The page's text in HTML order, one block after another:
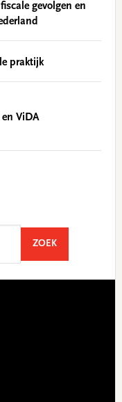
gevolgen en
praktijk
ViDA
ZOEKSEARCH